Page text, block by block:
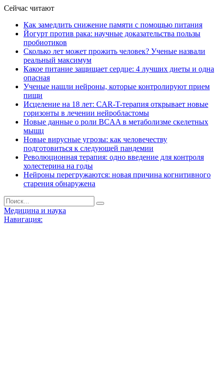
Сейчас читают
Как замедлить снижение памяти с помощью питания
Йогурт против рака: научные доказательства пользы
пробиотиков
Сколько лет может прожить человек? Ученые назвали
реальный максимум
Какое питание защищает сердце: 4 лучших диеты и одна
опасная
Ученые нашли нейроны, которые контролируют прием
пищи
Исцеление на 18 лет: CAR-T-терапия открывает новые
горизонты в лечении нейробластомы
Новые данные о роли BCAA в метаболизме скелетных
мышц
Новые вирусные угрозы: как человечеству
подготовиться к следующей пандемии
Революционная терапия: одно введение для контроля
холестерина на годы
Нейроны перегружаются: новая причина когнитивного
старения обнаружена
Медицина и наука
Навигация: